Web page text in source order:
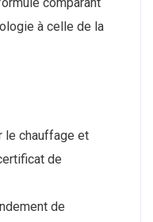
comparant
à celle de la
le chauffage et
de
de